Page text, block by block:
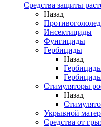
Средства защиты
Назад
Инсектициды
Фунгициды
Гербициды
Назад
Стимуляторы
Назад
Укрывной
Средства от